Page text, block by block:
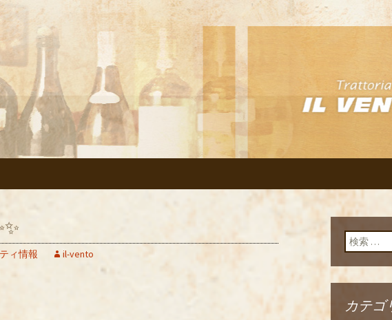
美味しいイタリア
ブログ
アン「イルヴェント」のブログ
ィ情報 il-vento
検索:
カテゴ